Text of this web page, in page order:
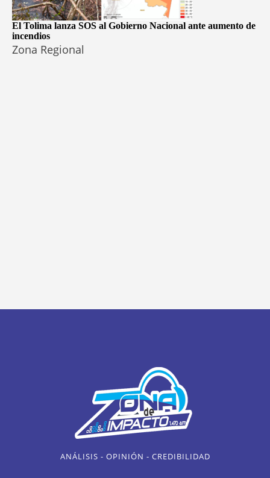
El Tolima lanza SOS al Gobierno Nacional ante aumento de
incendios
Zona Regional
ANÁLISIS - OPINIÓN - CREDIBILIDAD